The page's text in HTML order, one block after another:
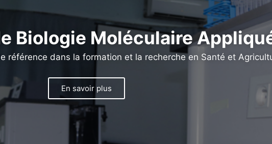
nous pouvons faire briller la
en médecine tropicale et en
en Afrique
𝐡𝐚𝐮𝐭 𝐂𝐨𝐥𝐥𝐞̀𝐠𝐞 𝐝𝐞𝐬 𝐛𝐨𝐮𝐫𝐬𝐢𝐞𝐫𝐬 𝐢𝐧𝐭𝐞𝐫𝐧𝐚𝐭𝐢𝐨𝐧𝐚𝐮𝐱 𝐝𝐢𝐬𝐭𝐢𝐧𝐠𝐮𝐞́𝐬 𝐝𝐞 𝐥𝐚 𝐒𝐨𝐜𝐢𝐞́𝐭𝐞́
𝐭𝐫𝐨𝐩𝐢𝐜𝐚𝐥𝐞 𝐞𝐭 𝐝'𝐡𝐲𝐠𝐢𝐞̀𝐧𝐞 à travers Professeur Ousmane Koïta